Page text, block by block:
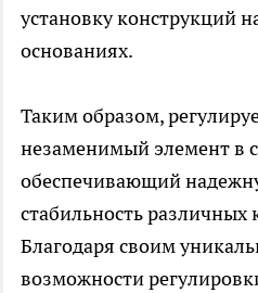
установку конструкций
основаниях.
Таким образом,
незаменимый элемент в
обеспечивающий
стабильность различных
Благодаря своим
возможности